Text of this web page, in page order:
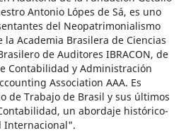
Antonio Lópes de Sá, es uno
del Neopatrimonialismo
la Academia Brasilera de Ciencias
de Auditores IBRACON, de
Contabilidad y Administración
Association AAA. Es
de Trabajo de Brasil y sus últimos
un abordaje histórico-
Internacional".